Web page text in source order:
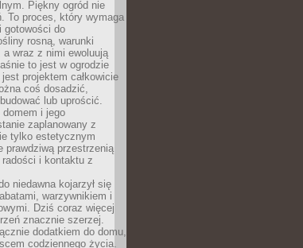
Piękny ogród nie
To proces, który wymaga
gotowości do
rosną, warunki
a wraz z nimi ewoluują
to jest w ogrodzie
projektem całkowicie
coś dosadzić,
lub uprościć.
domem i jego
zaplanowany z
tylko estetycznym
prawdziwą przestrzenią
i kontaktu z
niedawna kojarzył się
warzywnikiem i
Dziś coraz więcej
znacznie szerzej.
dodatkiem do domu,
codziennego życia.